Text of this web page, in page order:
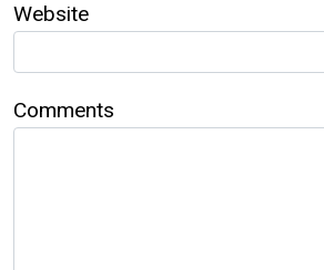
Website
Comments